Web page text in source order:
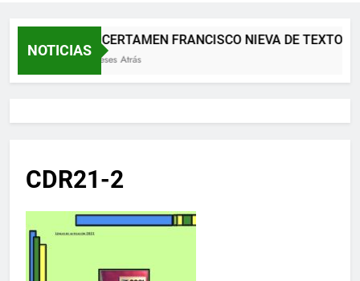
NOTICIAS
XII CERTAMEN FRANCISCO NIEVA DE TEXTOS
2 Meses Atrás
CDR21-2